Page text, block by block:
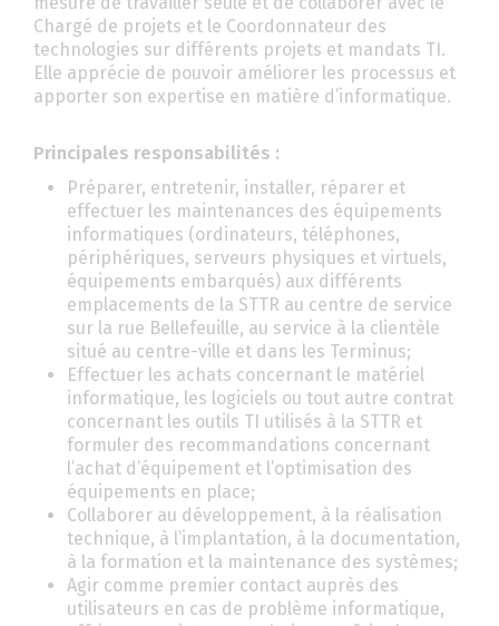
Chargé de projets et le Coordonnateur des
technologies sur différents projets et mandats TI.
Elle apprécie de pouvoir améliorer les processus et
apporter son expertise en matière d’informatique.
Principales responsabilités :
Préparer, entretenir, installer, réparer et
effectuer les maintenances des équipements
informatiques (ordinateurs, téléphones,
périphériques, serveurs physiques et virtuels,
équipements embarqués) aux différents
emplacements de la STTR au centre de service
sur la rue Bellefeuille, au service à la clientèle
situé au centre-ville et dans les Terminus;
Effectuer les achats concernant le matériel
informatique, les logiciels ou tout autre contrat
concernant les outils TI utilisés à la STTR et
formuler des recommandations concernant
l’achat d’équipement et l’optimisation des
équipements en place;
Collaborer au développement, à la réalisation
technique, à l’implantation, à la documentation,
à la formation et la maintenance des systèmes;
Agir comme premier contact auprès des
utilisateurs en cas de problème informatique,